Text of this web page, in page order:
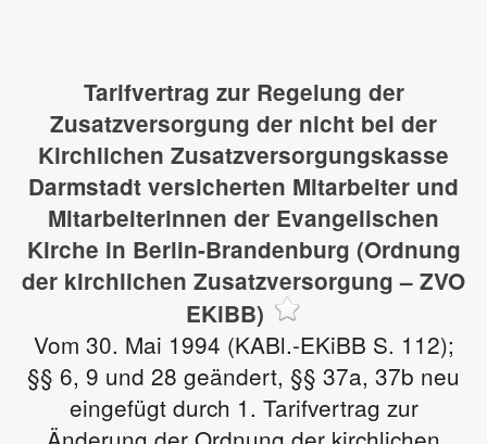
Tarifvertrag zur Regelung der
Zusatzversorgung der nicht bei der
Kirchlichen Zusatzversorgungskasse
Darmstadt versicherten Mitarbeiter und
Mitarbeiterinnen der Evangelischen
Kirche in Berlin-Brandenburg (Ordnung
der kirchlichen Zusatzversorgung – ZVO
EKiBB)
Vom 30. Mai 1994 (KABl.-EKiBB S. 112);
§§ 6, 9 und 28 geändert, §§ 37a, 37b neu
eingefügt durch 1. Tarifvertrag zur